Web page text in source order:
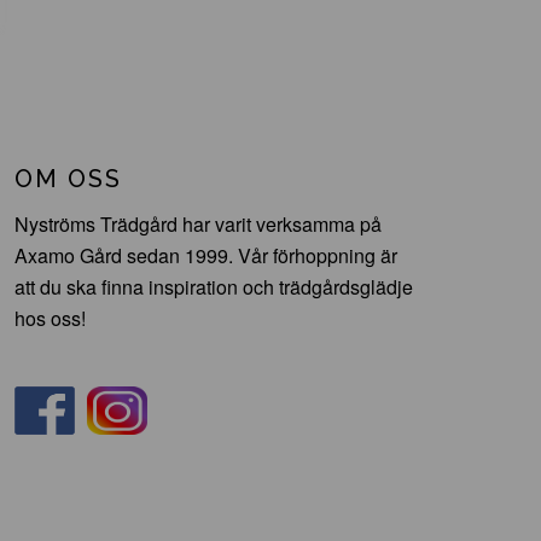
OM OSS
Nyströms Trädgård har varit verksamma på
Axamo Gård sedan 1999. Vår förhoppning är
att du ska finna inspiration och trädgårdsglädje
hos oss!